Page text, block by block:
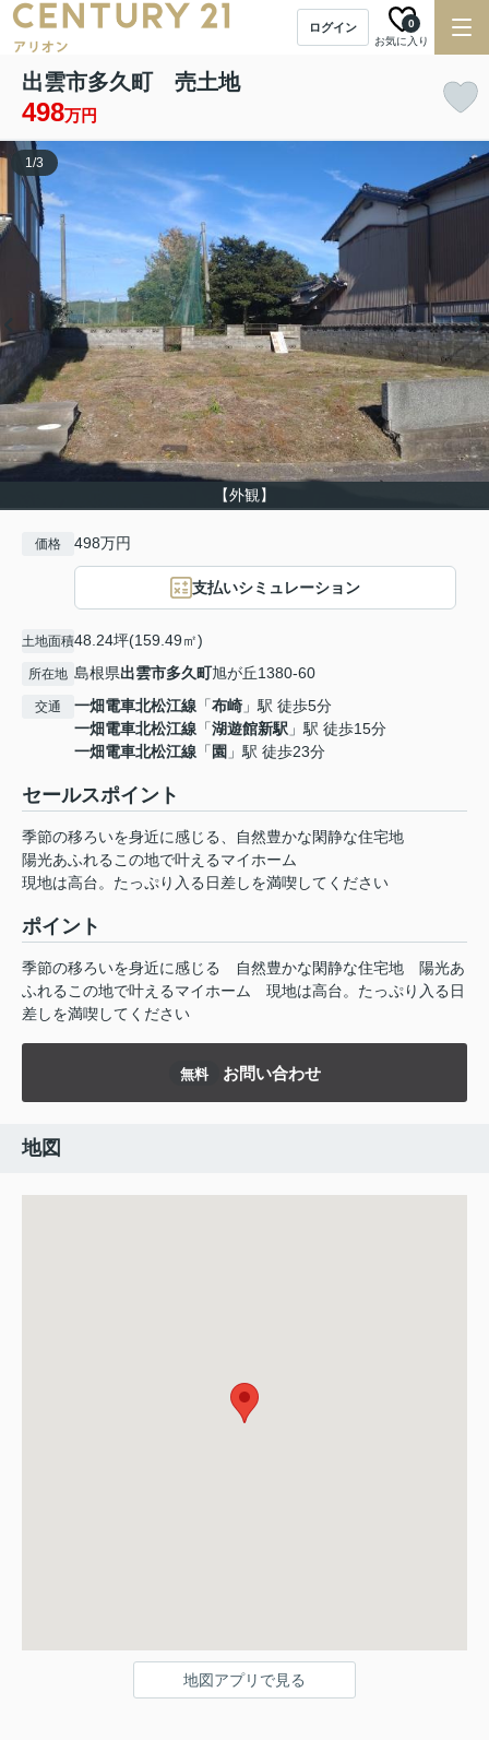
ログイン
お気に入り
0
出雲市多久町 売土地
498万円
【外観】
1/3
価格 498万円
支払いシミュレーション
土地面積48.24坪(159.49㎡)
所在地 島根県出雲市多久町旭が丘1380‐60
交通 一畑電車北松江線 「布崎 」駅 徒歩5分
一畑電車北松江線 「湖遊館新駅 」駅 徒歩15分
一畑電車北松江線 「 園 」駅 徒歩23分
セールスポイント
季節の移ろいを身近に感じる、自然豊かな閑静な住宅地
陽光あふれるこの地で叶えるマイホーム
現地は高台。たっぷり入る日差しを満喫してください
ポイント
季節の移ろいを身近に感じる 自然豊かな閑静な住宅地
陽光あ
ふれるこの地で叶えるマイホーム
現地は高台。たっぷり入る日
差しを満喫してください
無料 お問い合わせ
地図
地図アプリで見る